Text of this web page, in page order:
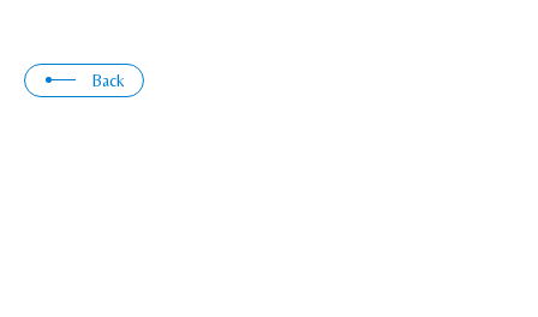
Back